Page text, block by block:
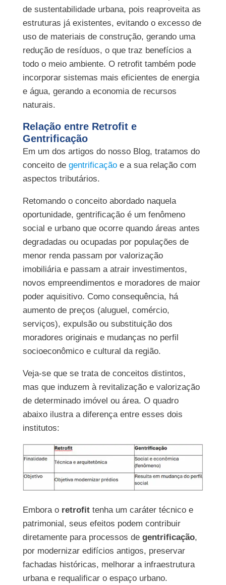
de sustentabilidade urbana, pois reaproveita as
estruturas já existentes, evitando o excesso de
uso de materiais de construção, gerando uma
redução de resíduos, o que traz benefícios a
todo o meio ambiente. O retrofit também pode
incorporar sistemas mais eficientes de energia
e água, gerando a economia de recursos
naturais.
Relação entre Retrofit e
Gentrificação
Em um dos artigos do nosso Blog, tratamos do
conceito de gentrificaçãoe a sua relação com
aspectos tributários.
Retomando o conceito abordado naquela
oportunidade, gentrificação é um fenômeno
social e urbano que ocorre quando áreas antes
degradadas ou ocupadas por populações de
menor renda passam por valorização
imobiliária e passam a atrair investimentos,
novos empreendimentos e moradores de maior
poder aquisitivo. Como consequência, há
aumento de preços (aluguel, comércio,
serviços), expulsão ou substituição dos
moradores originais e mudanças no perfil
socioeconômico e cultural da região.
Veja-se que se trata de conceitos distintos,
mas que induzem à revitalização e valorização
de determinado imóvel ou área. O quadro
abaixo ilustra a diferença entre esses dois
institutos:
Embora o retrofittenha um caráter técnico e
patrimonial, seus efeitos podem contribuir
diretamente para processos de gentrificação,
por modernizar edifícios antigos, preservar
fachadas históricas, melhorar a infraestrutura
urbana e requalificar o espaço urbano.